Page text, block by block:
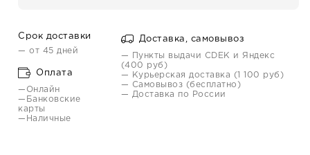
Срок доставки
— от 45 дней
Оплата
—Онлайн
—Банковские
карты
—Наличные
Доставка, самовывоз
— Пункты выдачи CDEK и Яндекс
(400 руб)
— Курьерская доставка (1 100 руб)
— Самовывоз (бесплатно)
— Доставка по России